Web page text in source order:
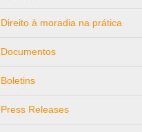
Direito à moradia na prática
Documentos
Boletins
Press Releases